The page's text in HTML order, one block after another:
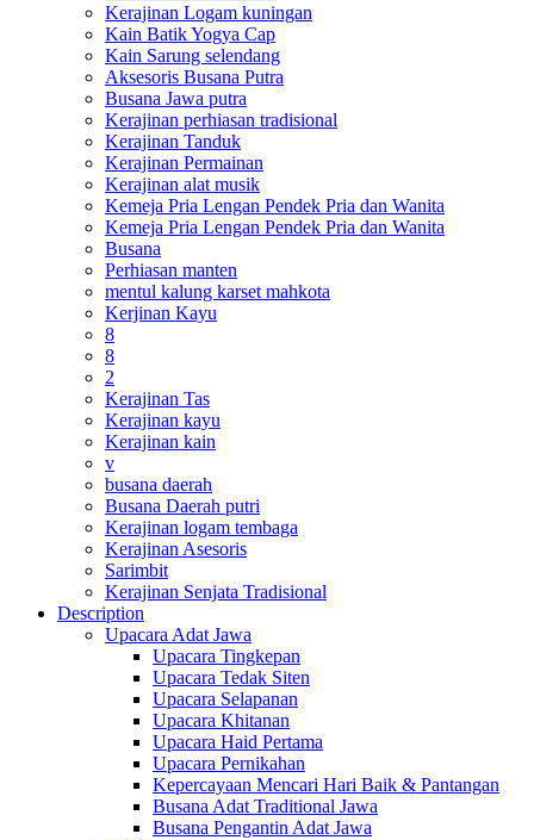
Kerajinan Logam kuningan
Kain Batik Yogya Cap
Kain Sarung selendang
Aksesoris Busana Putra
Busana Jawa putra
Kerajinan perhiasan tradisional
Kerajinan Tanduk
Kerajinan Permainan
Kerajinan alat musik
Kemeja Pria Lengan Pendek Pria dan Wanita
Kemeja Pria Lengan Pendek Pria dan Wanita
Busana
Perhiasan manten
mentul kalung karset mahkota
Kerjinan Kayu
8
8
2
Kerajinan Tas
Kerajinan kayu
Kerajinan kain
v
busana daerah
Busana Daerah putri
Kerajinan logam tembaga
Kerajinan Asesoris
Sarimbit
Kerajinan Senjata Tradisional
Description
Upacara Adat Jawa
Upacara Tingkepan
Upacara Tedak Siten
Upacara Selapanan
Upacara Khitanan
Upacara Haid Pertama
Upacara Pernikahan
Kepercayaan Mencari Hari Baik & Pantangan
Busana Adat Traditional Jawa
Busana Pengantin Adat Jawa